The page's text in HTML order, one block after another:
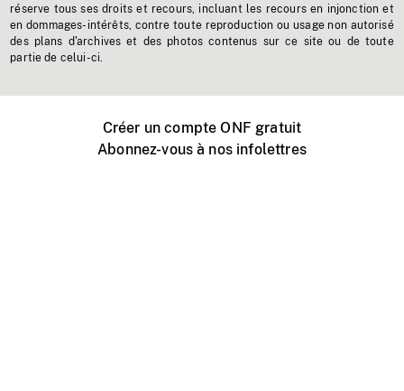
réserve tous ses droits et recours, incluant les recours en injonction et
en dommages-intérêts, contre toute reproduction ou usage non autorisé
des plans d'archives et des photos contenus sur ce site ou de toute
partie de celui-ci.
Créer un compte ONF gratuit
Abonnez-vous à nos infolettres